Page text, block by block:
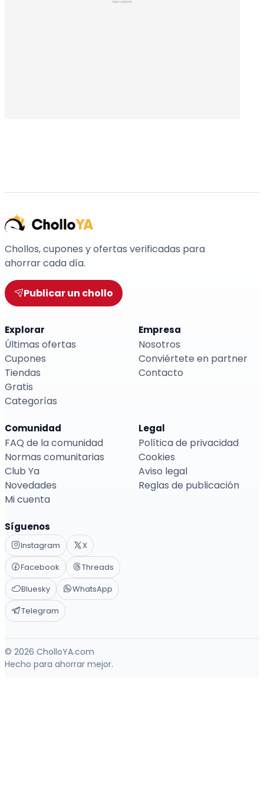
Chollos, cupones y ofertas verificadas para
ahorrar cada día.
Publicar un chollo
Explorar
Últimas ofertas
Cupones
Tiendas
Gratis
Categorías
Empresa
Nosotros
Conviértete en partner
Contacto
Comunidad
FAQ de la comunidad
Normas comunitarias
Club Ya
Novedades
Mi cuenta
Legal
Política de privacidad
Cookies
Aviso legal
Reglas de publicación
Síguenos
Instagram
X
Facebook
Threads
Bluesky
WhatsApp
Telegram
© 2026 CholloYA.com
Hecho para ahorrar mejor.